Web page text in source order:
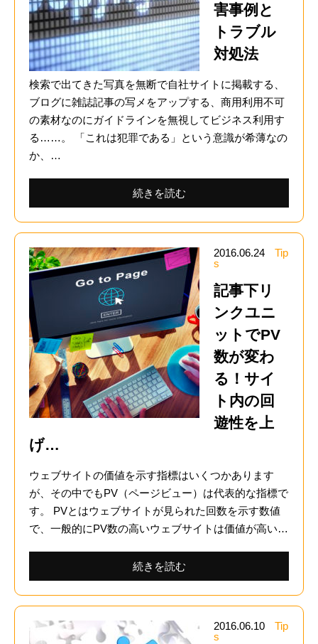
害事例と
トラブル
対処法
検索で出てきた写真を無断で自社サイトに掲載する、
ブログに雑誌記事の写メをアップする、商用利用不可
の素材なのにガイドラインを無視してビジネス利用す
る……。 「これは犯罪である」という意識が希薄なの
か、…
続きを読む
2016.06.24
Tip
s
記事下リ
ンクユニ
ットでPV
数が変わ
る！サイ
ト内の回
遊性を上
げ…
ウェブサイトの価値を示す指標はいくつかあります
が、その中でもPV（ページビュー）は代表的な指標で
す。 PVとはウェブサイトが見られた回数を示す数値
で、一般的にPV数の高いウェブサイトは価値が高い…
続きを読む
2016.06.10
Tip
s